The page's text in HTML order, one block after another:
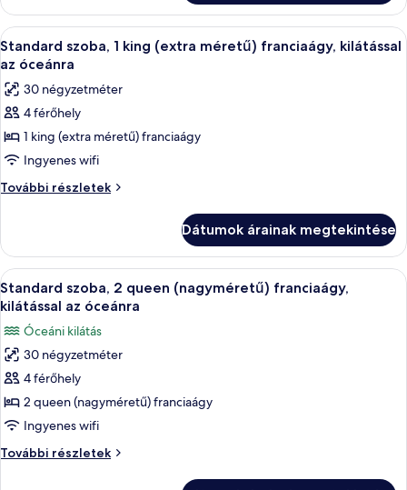
kilátással
az
óceánra
(nagyméretű)
franciaágy,
kilátással
az
további
részletei
A
következő
szoba
összes
képének
megtekintése:
Standard
szoba,
(extra
méretű)
franciaágy,
kilátással
az
óceánra
Egy szállodai szoba, amelyben
10
Standard szoba, 1 king (extra méretű) franciaágy, kilátással
az óceánra
30 négyzetméter
4 férőhely
1 king (extra méretű) franciaágy
Ingyenes wifi
További részletek
Standard
(extra
méretű)
franciaágy,
kilátással
óceánra
további
részletei
Dátumok árainak megtekintése
A
következő
szoba
összes
képének
megtekintése:
Standard
szoba,
2
queen
Egy szállodai szoba két ággyal,
9
Standard szoba, 2 queen (nagyméretű) franciaágy,
kilátással az óceánra
Óceáni kilátás
30 négyzetméter
4 férőhely
2 queen (nagyméretű) franciaágy
Ingyenes wifi
További részletek
Standard